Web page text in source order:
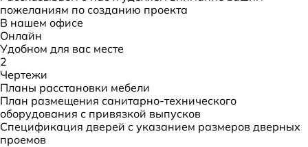
пожеланиям по созданию проекта
В нашем офисе
Онлайн
Удобном для вас месте
2
Чертежи
Планы расстановки мебели
План размещения санитарно-технического
оборудования с привязкой выпусков
Спецификация дверей с указанием размеров дверных
проемов